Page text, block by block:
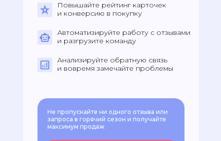
Повышайте рейтинг карточек
и конверсию в покупку
Автоматизируйте работу с отзывами
и разгрузите команду
Не пропускайте ни одного отзыва или
запроса в горячий сезон и получайте
максимум продаж
Анализируйте обратную связь
и вовремя замечайте проблемы